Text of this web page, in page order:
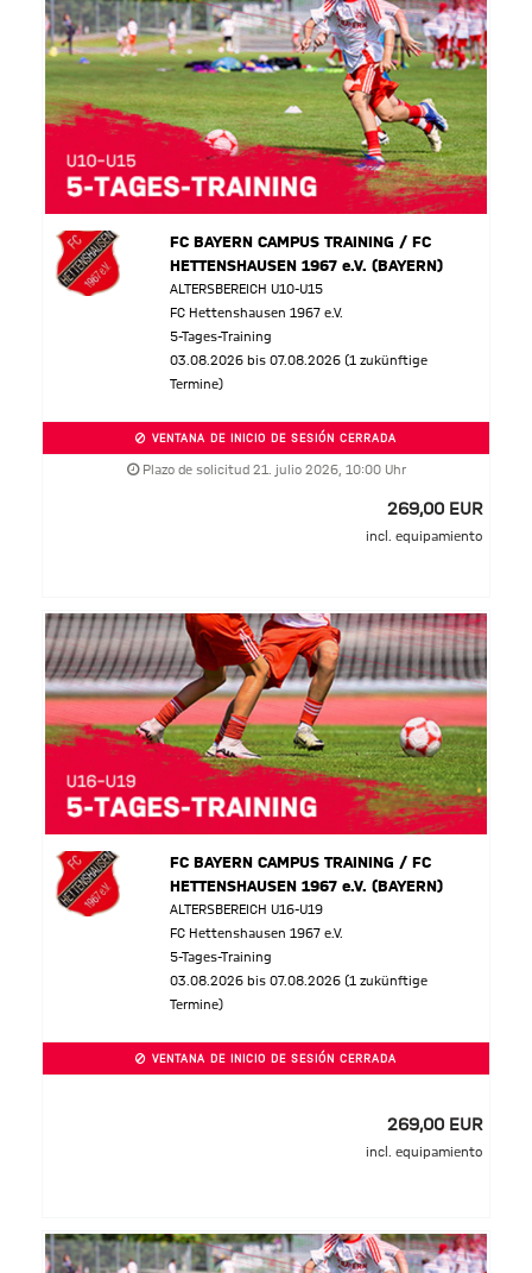
FC BAYERN CAMPUS TRAINING / FC
HETTENSHAUSEN 1967 e.V. (BAYERN)
ALTERSBEREICH U10-U15
FC Hettenshausen 1967 e.V.
5-Tages-Training
03.08.2026 bis 07.08.2026 (1 zukünftige
Termine)
VENTANA DE INICIO DE SESIÓN CERRADA
Plazo de solicitud 21. julio 2026, 10:00 Uhr
269,00 EUR
incl. equipamiento
FC BAYERN CAMPUS TRAINING / FC
HETTENSHAUSEN 1967 e.V. (BAYERN)
ALTERSBEREICH U16-U19
FC Hettenshausen 1967 e.V.
5-Tages-Training
03.08.2026 bis 07.08.2026 (1 zukünftige
Termine)
VENTANA DE INICIO DE SESIÓN CERRADA
269,00 EUR
incl. equipamiento